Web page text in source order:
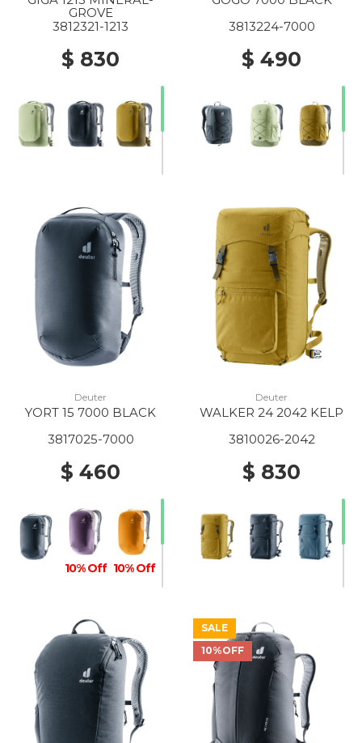
GROVE
3812321-1213
$ 830
3813224-7000
$ 490
Deuter
YORT 15 7000 BLACK
3817025-7000
$ 460
10% Off 10% Off
Deuter
WALKER 24 2042 KELP
3810026-2042
$ 830
SALE
10%OFF